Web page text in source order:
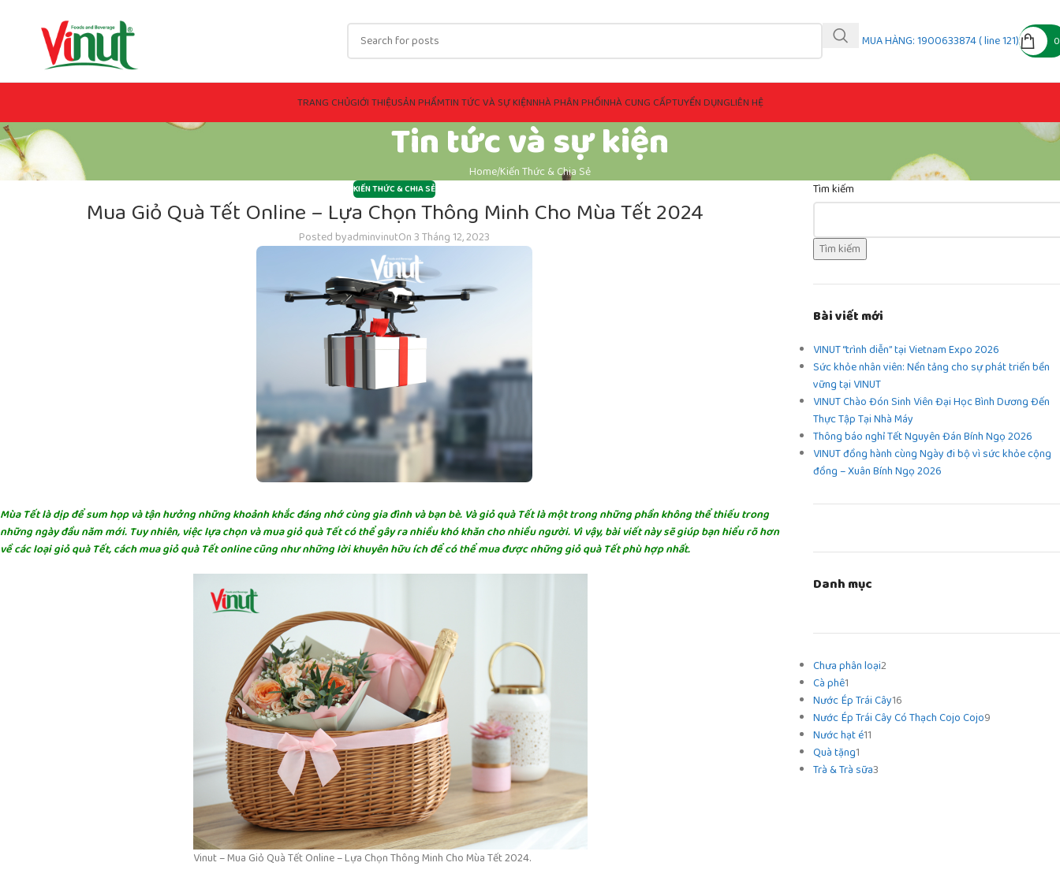
MUA HÀNG: 1900633874 ( line 121)
TRANG CHỦGIỚI THIỆUSẢN PHẨMTIN TỨC VÀ SỰ KIỆNNHÀ PHÂN PHỐINHÀ CUNG CẤPTUYỂN DỤNGLIÊN HỆ
Tin tức và sự kiện
HomeKiến Thức & Chia Sẻ
KIẾN THỨC & CHIA SẺ
Mua Giỏ Quà Tết Online – Lựa Chọn Thông Minh Cho Mùa Tết 2024
Posted byadminvinutOn 3 Tháng 12, 2023
Mùa Tết là dịp để sum họp và tận hưởng những khoảnh khắc đáng nhớ cùng gia đình và bạn bè. Và giỏ quà Tết là một trong những phần không thể thiếu trong
những ngày đầu năm mới. Tuy nhiên, việc lựa chọn và mua giỏ quà Tết có thể gây ra nhiều khó khăn cho nhiều người. Vì vậy, bài viết này sẽ giúp bạn hiểu rõ hơn
về các loại giỏ quà Tết, cách mua giỏ quà Tết online cũng như những lời khuyên hữu ích để có thể mua được những giỏ quà Tết phù hợp nhất.
Vinut – Mua Giỏ Quà Tết Online – Lựa Chọn Thông Minh Cho Mùa Tết 2024.
Tìm kiếm
Tìm kiếm
Bài viết mới
VINUT “trình diễn” tại Vietnam Expo 2026
Sức khỏe nhân viên: Nền tảng cho sự phát triển bền
vững tại VINUT
VINUT Chào Đón Sinh Viên Đại Học Bình Dương Đến
Thực Tập Tại Nhà Máy
Thông báo nghỉ Tết Nguyên Đán Bính Ngọ 2026
VINUT đồng hành cùng Ngày đi bộ vì sức khỏe cộng
đồng – Xuân Bính Ngọ 2026
Danh mục
Chưa phân loại2
Cà phê1
Nước Ép Trái Cây16
Nước Ép Trái Cây Có Thạch Cojo Cojo9
Nước hạt é11
Quà tặng1
Trà & Trà sữa3